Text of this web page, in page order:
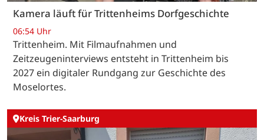
Kamera läuft für Trittenheims Dorfgeschichte
06:54 Uhr
Trittenheim. Mit Filmaufnahmen und
Zeitzeugeninterviews entsteht in Trittenheim bis
2027 ein digitaler Rundgang zur Geschichte des
Moselortes.
Kreis Trier-Saarburg